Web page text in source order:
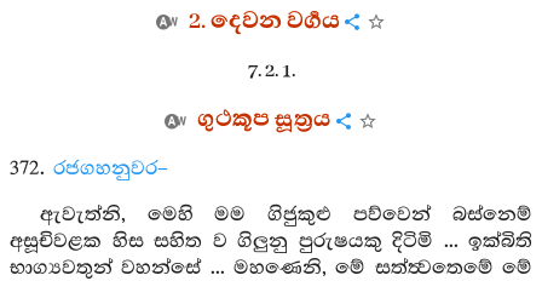
2. දෙවන වර්‍ගය
7. 2. 1.
ගුථකූප සූත්‍රය
372. රජගහනුවර–
ඇවැත්නි, මෙහි මම ගිජුකුළු පව්වෙන් බස්නෙම්
අසූචිවළක හිස සහිත ව ගිලුනු පුරුෂයකු දිටිමි ... ඉක්බිති
භාග්‍යවතුන් වහන්සේ ... මහණෙනි, මේ සත්ත්‍වතෙමේ මේ